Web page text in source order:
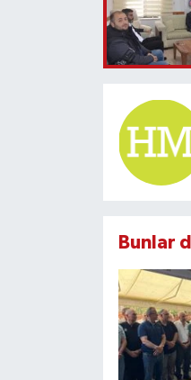
Bunlar